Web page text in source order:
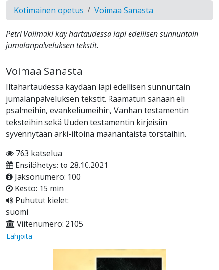
Kotimainen opetus Voimaa Sanasta
Petri Välimäki käy hartaudessa läpi edellisen sunnuntain
jumalanpalveluksen tekstit.
Voimaa Sanasta
Iltahartaudessa käydään läpi edellisen sunnuntain
jumalanpalveluksen tekstit. Raamatun sanaan eli
psalmeihin, evankeliumeihin, Vanhan testamentin
teksteihin sekä Uuden testamentin kirjeisiin
syvennytään arki-iltoina maanantaista torstaihin.
763 katselua
Ensilähetys: to 28.10.2021
Jaksonumero: 100
Kesto: 15 min
Puhutut kielet:
suomi
Viitenumero: 2105
Lahjoita